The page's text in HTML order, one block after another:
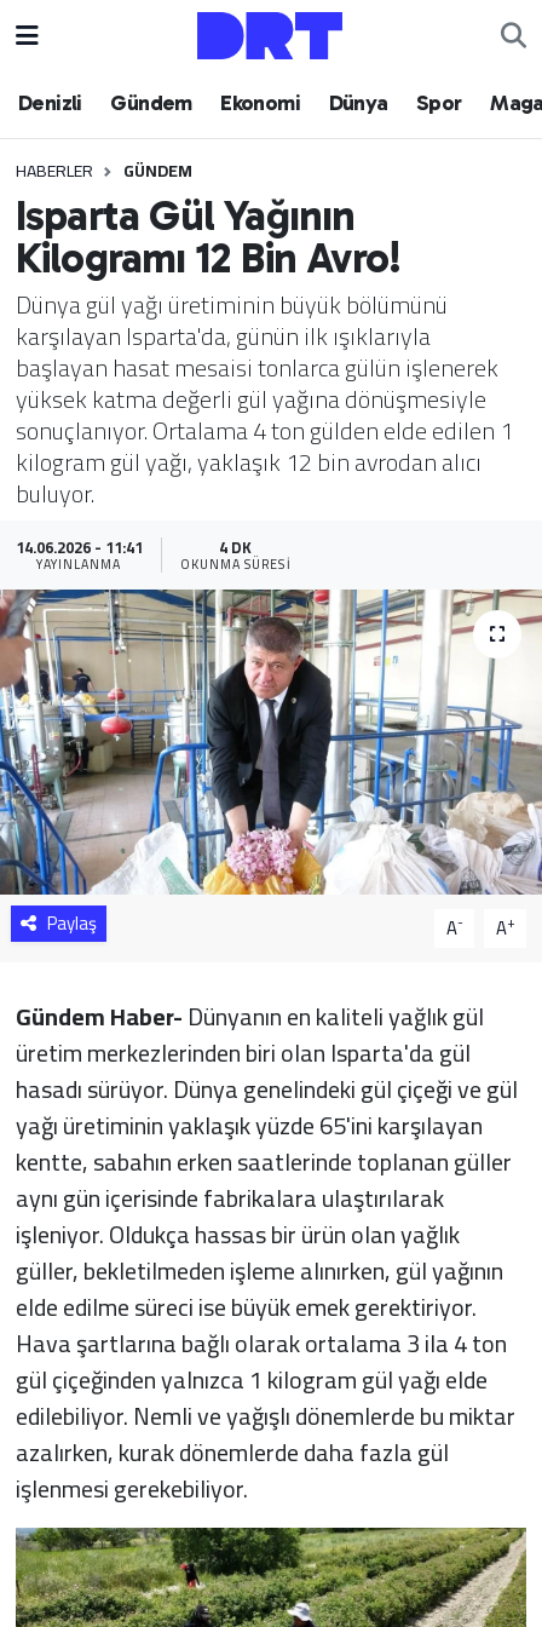
Denizli Gündem Ekonomi Dünya Spor
HABERLER GÜNDEM
Isparta Gül Yağının
Kilogramı 12 Bin Avro!
Dünya gül yağı üretiminin büyük bölümünü
karşılayan Isparta'da, günün ilk ışıklarıyla
başlayan hasat mesaisi tonlarca gülün işlenerek
yüksek katma değerli gül yağına dönüşmesiyle
sonuçlanıyor. Ortalama 4 ton gülden elde edilen 1
kilogram gül yağı, yaklaşık 12 bin avrodan alıcı
buluyor.
14.06.2026 - 11:41
YAYINLANMA
4 DK
OKUNMA SÜRESI
Paylaş A- A+
Gündem Haber-Dünyanın en kaliteli yağlık gül
üretim merkezlerinden biri olan Isparta'da gül
hasadı sürüyor. Dünya genelindeki gül çiçeği ve gül
yağı üretiminin yaklaşık yüzde 65'ini karşılayan
kentte, sabahın erken saatlerinde toplanan güller
aynı gün içerisinde fabrikalara ulaştırılarak
işleniyor. Oldukça hassas bir ürün olan yağlık
güller, bekletilmeden işleme alınırken, gül yağının
elde edilme süreci ise büyük emek gerektiriyor.
Hava şartlarına bağlı olarak ortalama 3 ila 4 ton
gül çiçeğinden yalnızca 1 kilogram gül yağı elde
edilebiliyor. Nemli ve yağışlı dönemlerde bu miktar
azalırken, kurak dönemlerde daha fazla gül
işlenmesi gerekebiliyor.
Denizli
Gündem
Ekonomi
Dünya
Spor
Magazin
Teknoloji
Sağlık
Yazarlar
Resmi İlan
Resmi Reklam
Hava Durumu
Trafik Durumu
Puan Durumu ve Fikstür
Tüm Manşetler
Son Dakika Haberleri
Haber Arşivi